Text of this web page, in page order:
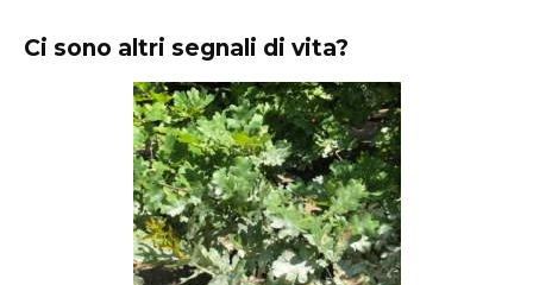
Ci sono altri segnali di vita?